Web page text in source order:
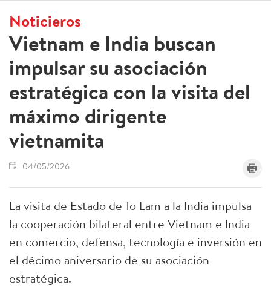
Noticieros
Vietnam e India buscan
impulsar su asociación
estratégica con la visita del
máximo dirigente
vietnamita
04/05/2026
La visita de Estado de To Lam a la India impulsa
la cooperación bilateral entre Vietnam e India
en comercio, defensa, tecnología e inversión en
el décimo aniversario de su asociación
estratégica.